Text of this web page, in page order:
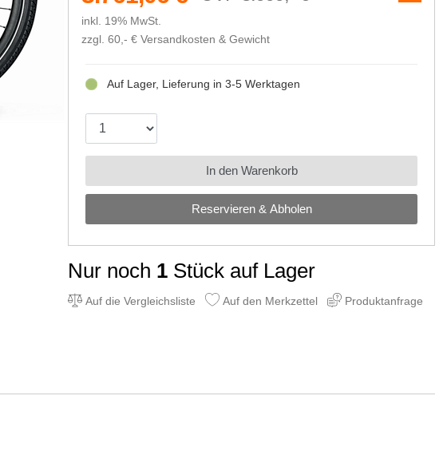
inkl. 19% MwSt.
zzgl. 60,- € Versandkosten & Gewicht
Reservieren & Abholen
Auf Lager, Lieferung in 3-5 Werktagen
In den Warenkorb
Nur noch 1 Stück auf Lager
Auf die Vergleichsliste Auf den Merkzettel Produktanfrage